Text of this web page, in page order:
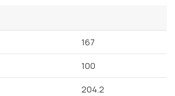
167
100
204.2